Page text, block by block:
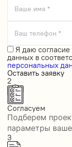
Ваше имя *
Ваш телефон *
Я даю
данных в
персональных
Оставить заявку
2
Согласуем
Подберем
параметры
3